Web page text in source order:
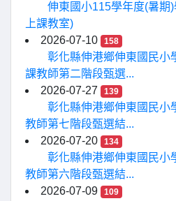
伸東國小115學年度(暑期
上課教室)
2026-07-10
158
彰化縣伸港鄉伸東國民小
課教師第二階段甄選...
2026-07-27
139
彰化縣伸港鄉伸東國民小
教師第七階段甄選結...
2026-07-20
134
彰化縣伸港鄉伸東國民小
教師第六階段甄選結...
2026-07-09
109